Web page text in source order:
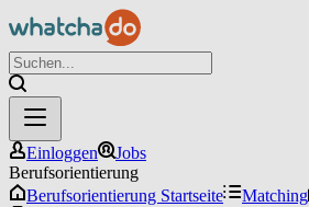
Einloggen
Jobs
Berufsorientierung
Berufsorientierung Startseite
Matching